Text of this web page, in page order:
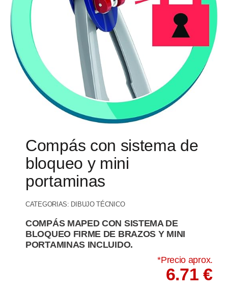
Compás con sistema de
bloqueo y mini
portaminas
CATEGORIAS: DIBUJO TÉCNICO
COMPÁS MAPED CON SISTEMA DE
BLOQUEO FIRME DE BRAZOS Y MINI
PORTAMINAS INCLUIDO.
*Precio aprox.
6.71 €